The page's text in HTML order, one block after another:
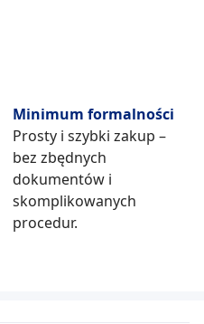
Minimum formalności
Prosty i szybki zakup –
bez zbędnych
dokumentów i
skomplikowanych
procedur.